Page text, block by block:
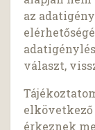
az
választ,
elkövetkező
érkeznek